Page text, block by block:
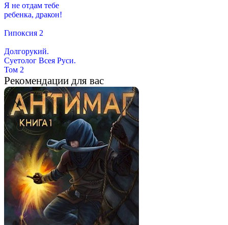
Я не отдам тебе
ребенка, дракон!
Гипоксия 2
Долгорукий.
Суетолог Всея Руси.
Том 2
Рекомендации для вас